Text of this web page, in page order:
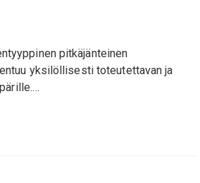
pitkäjänteinen
yksilöllisesti toteutettavan ja